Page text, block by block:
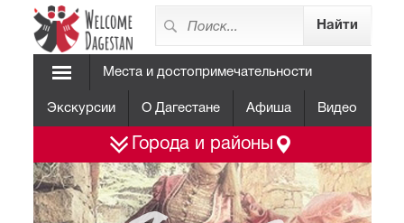
Места и достопримечательности
Экскурсии О Дагестане Афиша Видео
Города и районы